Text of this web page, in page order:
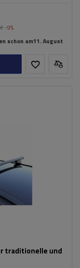
-9%
schon am11. August
traditionelle und